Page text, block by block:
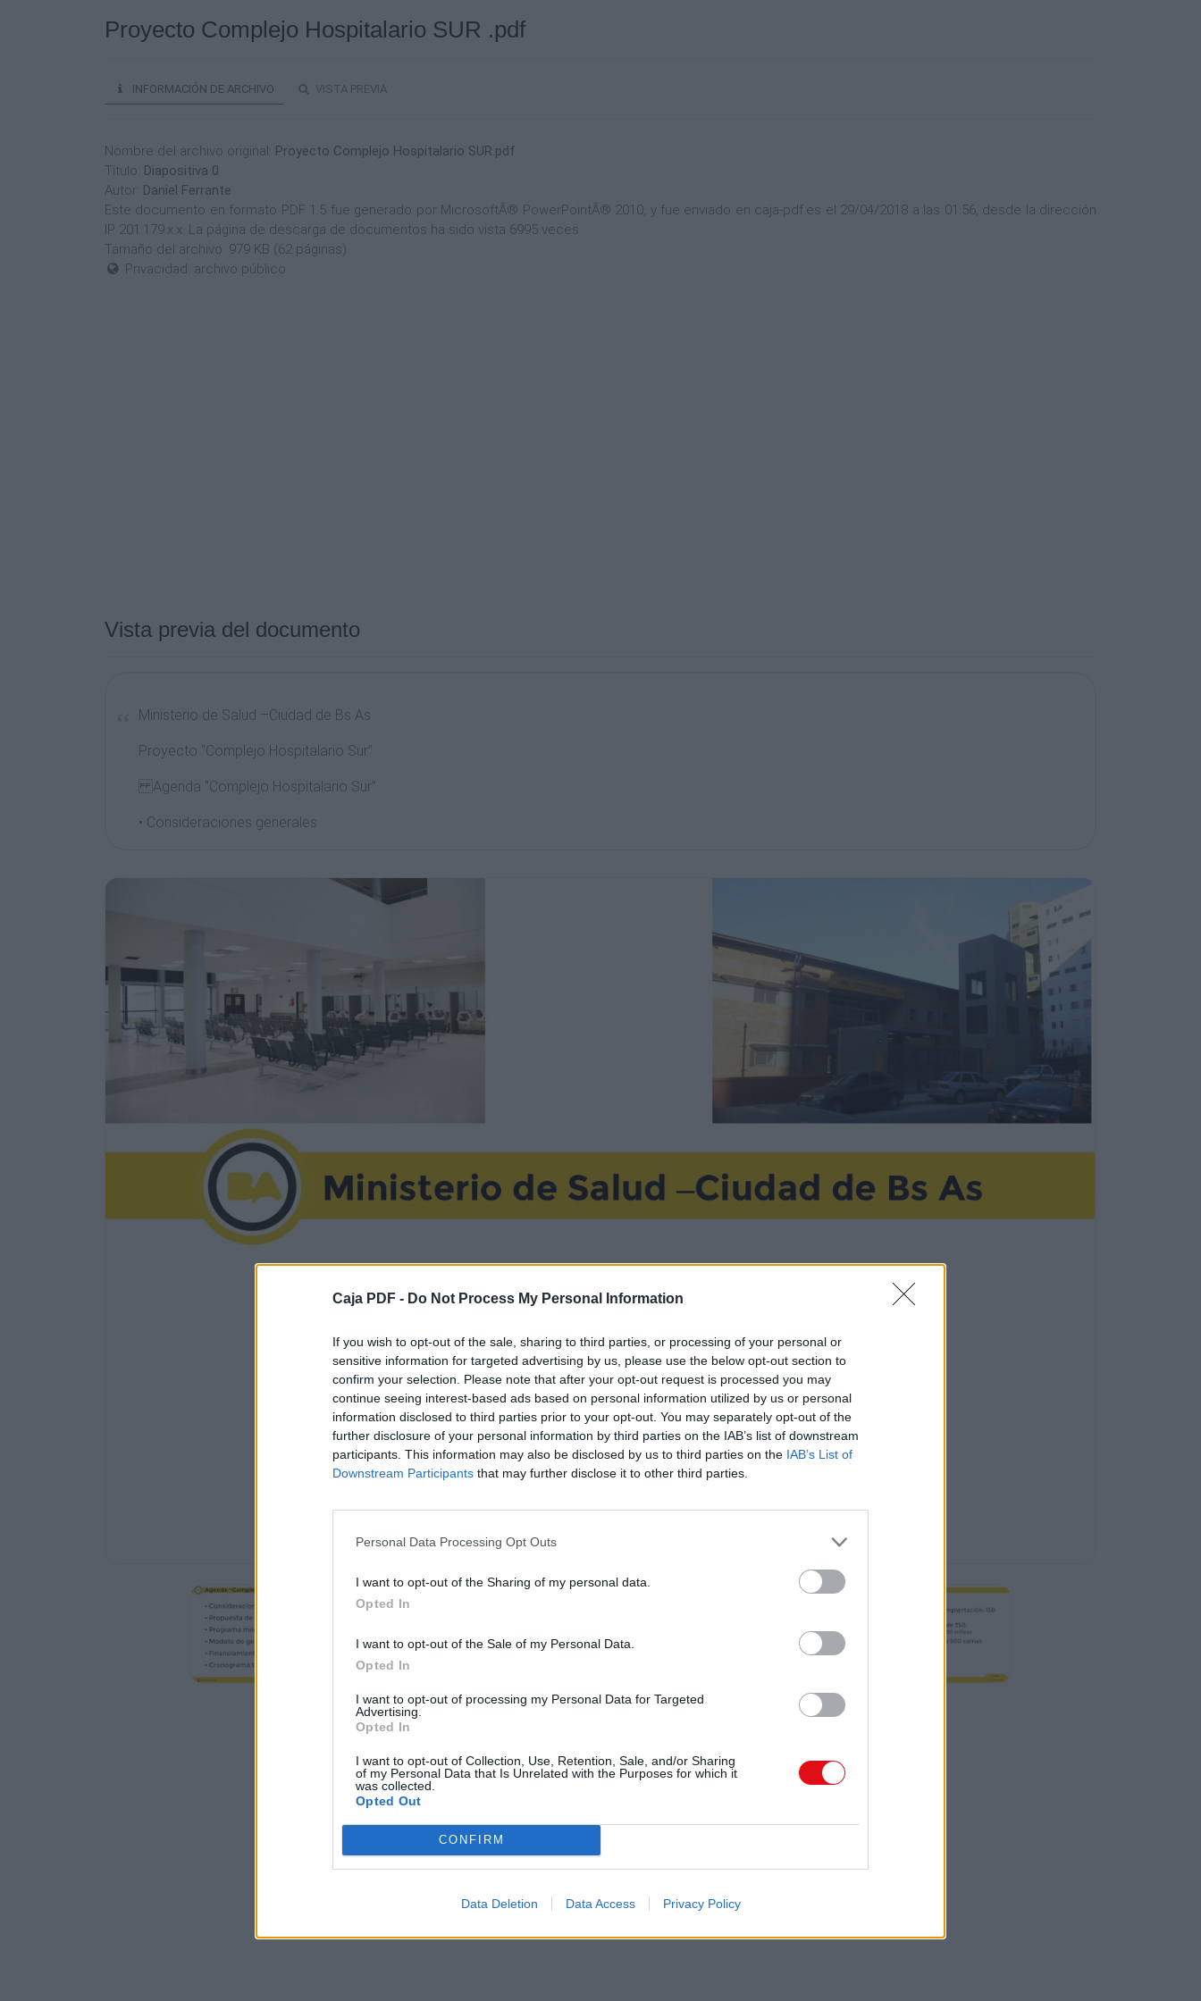
Caja PDF - Do Not Process My Personal Information
If you wish to opt-out of the sale, sharing to third parties, or processing of your personal or
sensitive information for targeted advertising by us, please use the below opt-out section to
confirm your selection. Please note that after your opt-out request is processed you may
continue seeing interest-based ads based on personal information utilized by us or personal
information disclosed to third parties prior to your opt-out. You may separately opt-out of the
further disclosure of your personal information by third parties on the IAB’s list of downstream
participants. This information may also be disclosed by us to third parties on the IAB’s List of
Downstream Participants that may further disclose it to other third parties.
Personal Data Processing Opt Outs
I want to opt-out of the Sharing of my personal data.
Opted In
I want to opt-out of the Sale of my Personal Data.
Opted In
I want to opt-out of processing my Personal Data for Targeted
Advertising.
Opted In
I want to opt-out of Collection, Use, Retention, Sale, and/or Sharing
of my Personal Data that Is Unrelated with the Purposes for which it
was collected.
Opted Out
CONFIRM
Data Deletion Data Access Privacy Policy
Proyecto Complejo Hospitalario SUR .pdf
INFORMACIÓN DE ARCHIVO VISTA PREVIA
Nombre del archivo original: Proyecto Complejo Hospitalario SUR.pdf
Título: Diapositiva 0
Autor: Daniel Ferrante
Este documento en formato PDF 1.5 fue generado por MicrosoftÂ® PowerPointÂ® 2010, y fue enviado en caja-pdf.es el 29/04/2018 a las 01:56, desde la dirección
IP 201.179.x.x. La página de descarga de documentos ha sido vista 6995 veces.
Tamaño del archivo: 979 KB (62 páginas).
Privacidad: archivo público
Vista previa del documento
Ministerio de Salud –Ciudad de Bs As
Proyecto “Complejo Hospitalario Sur”
Agenda “Complejo Hospitalario Sur”
• Consideraciones generales
• Cronograma tentativo
1
Consideraciones generales
Principios rectores “Complejo Hospitalario Sur”
• Hospital General de Agudos (Adultos) de alta complejidad
que integra 5 Hospitales y el Instituto de Trasplantes de la
pacientes oncológicos, infectológicos, respiratorios,
gastroenterológicos y el IREP
• Contiene los Institutos de Salud la CABA
• las enfermedades oncológicas, infectológicas,
gastroenterológicas, respiratorias
• Buenos Aires Trasplante
• Banco de Drogas Oncológicas de la CABA
• Demoler los pabellones del Muñiz de servicios
centrales como laboratorio, farmacia, ambulatorio,
• Cuando el proyecto esté definido en mayor detalle
se trabajará la integración de los RRHH previos y
• 50.000 mts2 constructivos nuevos
• Htal Muñiz luego de la implantación: 150
•Se anulan 200
•250 camas generales + 100 críticas